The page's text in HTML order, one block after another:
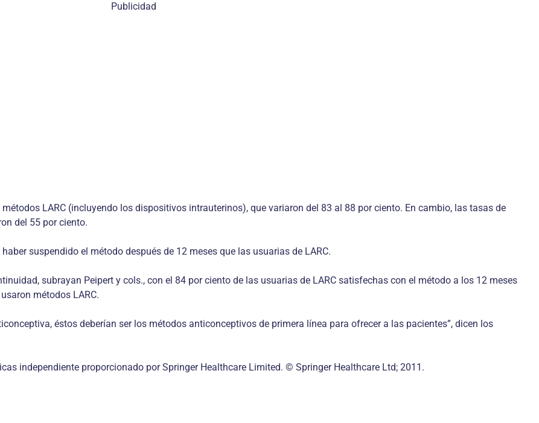
Publicidad
LARC (incluyendo los dispositivos intrauterinos), que variaron del 83 al 88 por ciento. En cambio, las tasas de
del 55 por ciento.
suspendido el método después de 12 meses que las usuarias de LARC.
subrayan Peipert y cols., con el 84 por ciento de las usuarias de LARC satisfechas con el método a los 12 meses
métodos LARC.
éstos deberían ser los métodos anticonceptivos de primera línea para ofrecer a las pacientes”, dicen los
independiente proporcionado por Springer Healthcare Limited. © Springer Healthcare Ltd; 2011.